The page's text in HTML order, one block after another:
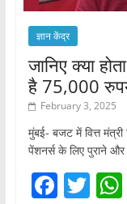
ज्ञान केंद्र
जानिए क्या
है 75,000
February 3, 2025
मुंबई- बजट में वित्त मंत्री
पेंशनर्स के लिए पुराने और
F T